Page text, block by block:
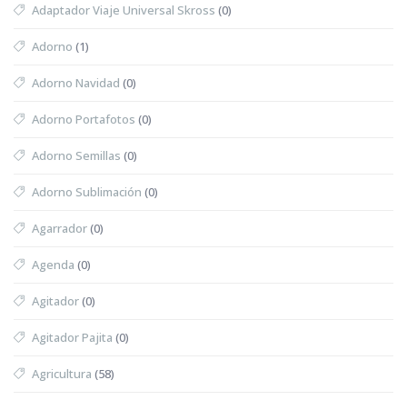
Adaptador Viaje Universal Skross (0)
Adorno (1)
Adorno Navidad (0)
Adorno Portafotos (0)
Adorno Semillas (0)
Adorno Sublimación (0)
Agarrador(0)
Agenda (0)
Agitador(0)
Agitador Pajita (0)
Agricultura (58)